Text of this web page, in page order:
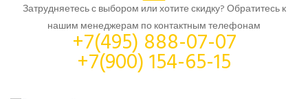
Затрудняетесь с выбором или хотите скидку? Обратитесь к
нашим менеджерам по контактным телефонам
+7(495) 888-07-07
+7(900) 154-65-15